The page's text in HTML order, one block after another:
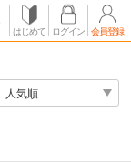
はじめて ログイン 会員登録